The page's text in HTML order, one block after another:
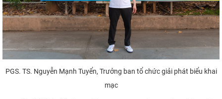
PGS. TS. Nguyễn Mạnh Tuyển, Trưởng ban tổ chức giải phát biểu khai
mạc